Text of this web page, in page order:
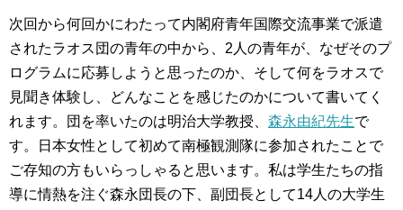
次回から何回かにわたって内閣府青年国際交流事業で派遣
されたラオス団の青年の中から、2人の青年が、なぜそのプ
ログラムに応募しようと思ったのか、そして何をラオスで
見聞き体験し、どんなことを感じたのかについて書いてく
れます。団を率いたのは明治大学教授、 森永由紀先生で
す。日本女性として初めて南極観測隊に参加されたことで
ご存知の方もいらっしゃると思います。私は学生たちの指
導に情熱を注ぐ森永団長の下、副団長として14人の大学生